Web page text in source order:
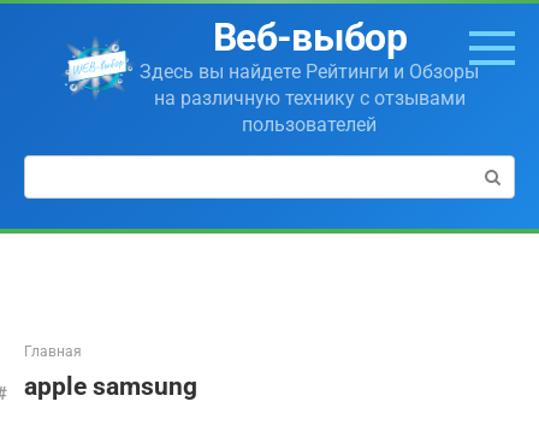
Перейти
контенту
Веб-выбор
Здесь вы найдете Рейтинги и Обзоры
на различную технику с отзывами
пользователей
Поиск:
Главная
apple samsung